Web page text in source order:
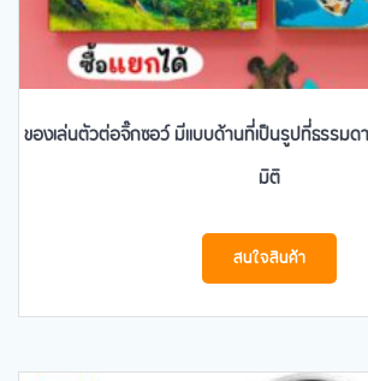
ของเล่นตัวต่อจิ๊กซอว์ มีแบบด้านที่เป็นรูปที่ธรรมด
มิติ
สนใจสินค้า